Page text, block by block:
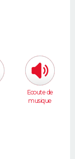
Ecoute de
musique